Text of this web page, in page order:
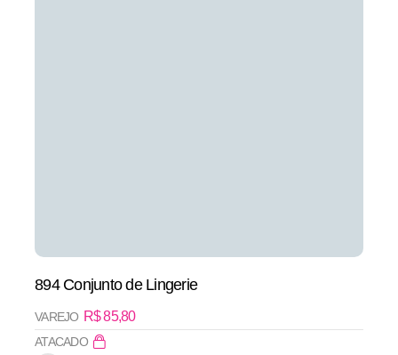
894 Conjunto de Lingerie
R$85,80
VAREJO
ATACADO